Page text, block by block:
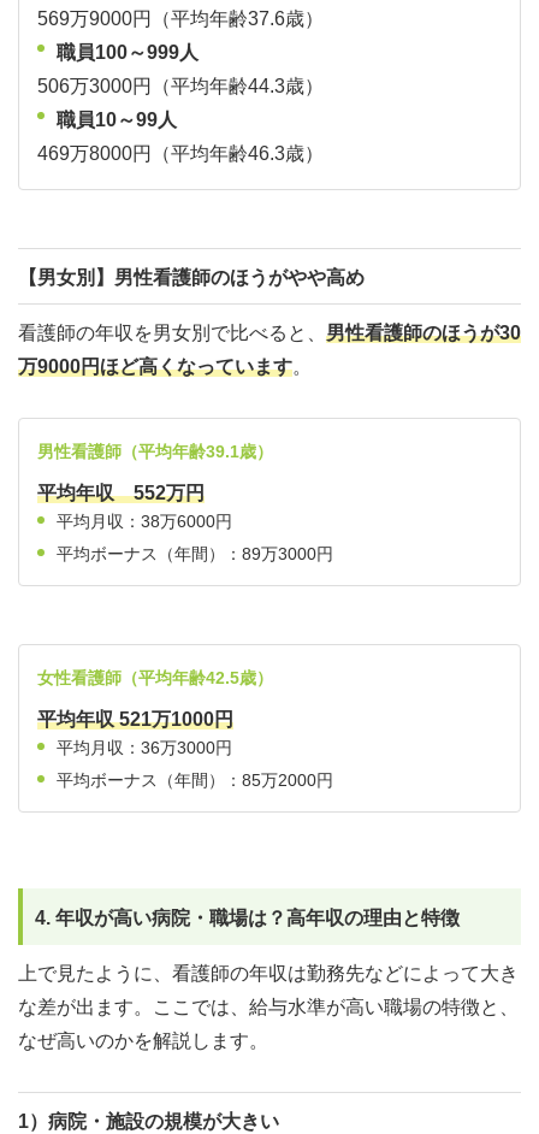
569万9000円（平均年齢37.6歳）
職員100～999人
506万3000円（平均年齢44.3歳）
職員10～99人
469万8000円（平均年齢46.3歳）
【男女別】男性看護師のほうがやや高め
看護師の年収を男女別で比べると、 男性看護師のほうが30
万9000円ほど高くなっています。
男性看護師（平均年齢39.1歳）
平均年収 552万円
平均月収：38万6000円
平均ボーナス（年間）：89万3000円
女性看護師（平均年齢42.5歳）
平均年収 521万1000円
平均月収：36万3000円
平均ボーナス（年間）：85万2000円
4. 年収が高い病院・職場は？高年収の理由と特徴
上で見たように、看護師の年収は勤務先などによって大き
な差が出ます。ここでは、給与水準が高い職場の特徴と、
なぜ高いのかを解説します。
1）病院・施設の規模が大きい